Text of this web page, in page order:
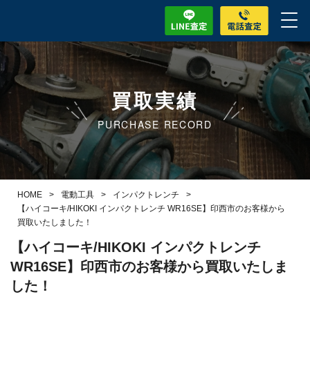
買取実績
PURCHASE RECORD
HOME > 電動工具 > インパクトレンチ
>
【ハイコーキ/HIKOKI インパクトレンチ WR16SE】印西市のお客様から
買取いたしました！
【ハイコーキ/HIKOKI インパクトレンチ
WR16SE】印西市のお客様から買取いたしま
した！